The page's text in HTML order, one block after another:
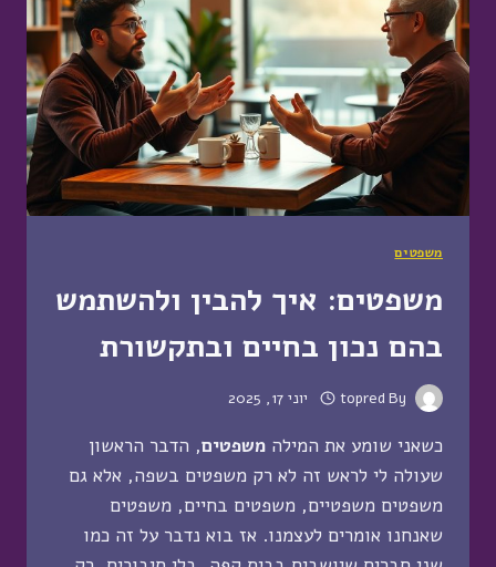
משפטים
משפטים: איך להבין ולהשתמש
בהם נכון בחיים ובתקשורת
By
topred יוני 17, 2025
כשאני שומע את המילה משפטים, הדבר הראשון
שעולה לי לראש זה לא רק משפטים בשפה, אלא גם
משפטים משפטיים, משפטים בחיים, משפטים
שאנחנו אומרים לעצמנו. אז בוא נדבר על זה כמו